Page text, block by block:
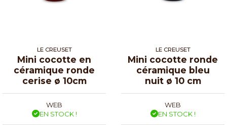
LE CREUSET
Mini cocotte en
céramique ronde
cerise ø 10cm
WEB
EN STOCK !
LE CREUSET
Mini cocotte ronde
céramique bleu
nuit ø 10 cm
WEB
EN STOCK !